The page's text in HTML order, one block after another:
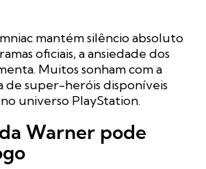
mantém silêncio absoluto
oficiais, a ansiedade dos
Muitos sonham com a
de super-heróis disponíveis
universo PlayStation.
Warner pode